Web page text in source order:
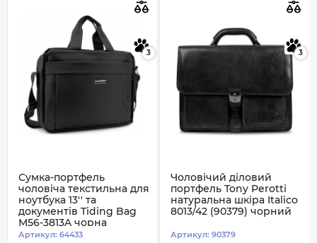
3
Сумка-портфель
чоловіча текстильна для
ноутбука 13'' та
документів Tiding Bag
M56-3813A чорна
Артикул: 64433
3
Чоловічий діловий
портфель Tony Perotti
натуральна шкіра Italico
8013/42 (90379) чорний
Артикул: 90379